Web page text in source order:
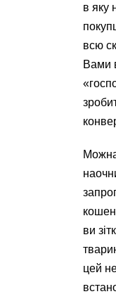
в яку
всю
Вами
ви
цей